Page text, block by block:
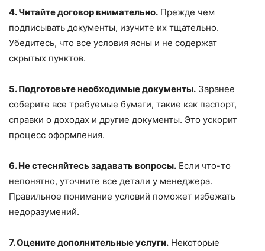
4. Читайте договор внимательно. Прежде чем
подписывать документы, изучите их тщательно.
Убедитесь, что все условия ясны и не содержат
скрытых пунктов.
5. Подготовьте необходимые документы. Заранее
соберите все требуемые бумаги, такие как паспорт,
справки о доходах и другие документы. Это ускорит
процесс оформления.
6. Не стесняйтесь задавать вопросы. Если что-то
непонятно, уточните все детали у менеджера.
Правильное понимание условий поможет избежать
недоразумений.
7. Оцените дополнительные услуги. Некоторые